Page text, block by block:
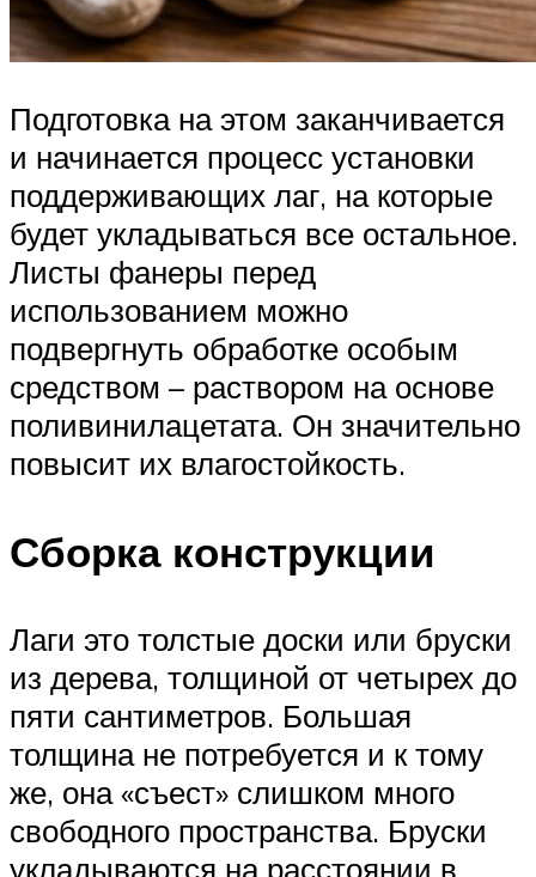
Подготовка на этом заканчивается
и начинается процесс установки
поддерживающих лаг, на которые
будет укладываться все остальное.
Листы фанеры перед
использованием можно
подвергнуть обработке особым
средством – раствором на основе
поливинилацетата. Он значительно
повысит их влагостойкость.
Сборка конструкции
Лаги это толстые доски или бруски
из дерева, толщиной от четырех до
пяти сантиметров. Большая
толщина не потребуется и к тому
же, она «съест» слишком много
свободного пространства. Бруски
укладываются на расстоянии в